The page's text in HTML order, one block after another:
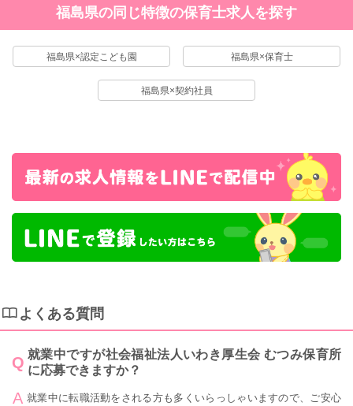
福島県の同じ特徴の保育士求人を探す
福島県×認定こども園 福島県×保育士
福島県×契約社員
よくある質問
就業中ですが社会福祉法人いわき厚生会 むつみ保育所
に応募できますか？
就業中に転職活動をされる方も多くいらっしゃいますので、ご安心